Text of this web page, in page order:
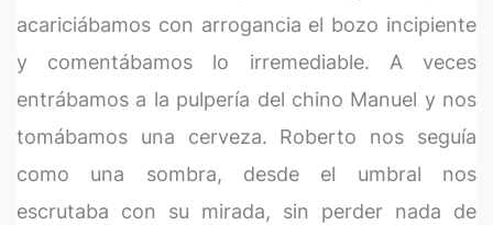
acariciábamos con arrogancia el bozo incipiente
y comentábamos lo irremediable. A veces
entrábamos a la pulpería del chino Manuel y nos
tomábamos una cerveza. Roberto nos seguía
como una sombra, desde el umbral nos
escrutaba con su mirada, sin perder nada de